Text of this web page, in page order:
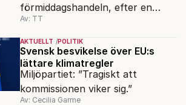
förmiddagshandeln, efter en
inledning nedåt – trots ett högre
oljepris och AI-oro.
Av: TT
AKTUELLT POLITIK
Svensk besvikelse över EU:s
lättare klimatregler
Miljöpartiet: ”Tragiskt att
kommissionen viker sig.”
Av: Cecilia Garme